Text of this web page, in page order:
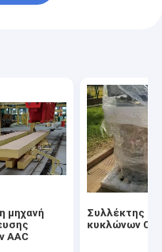
μηχανή
AAC
Συλλέκτης
κυκλώνων CE